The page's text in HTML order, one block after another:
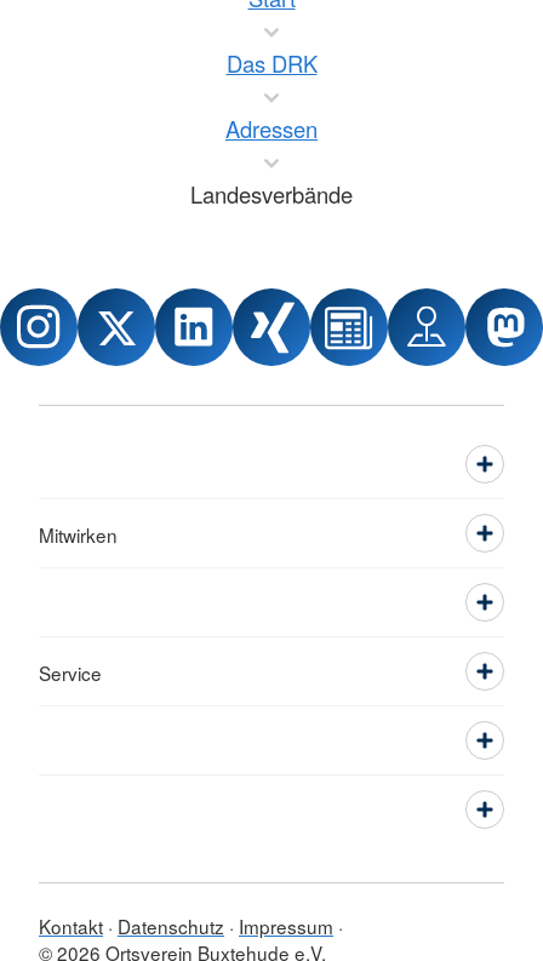
Das DRK
Adressen
Landesverbände
Mitwirken
Service
Kontakt Datenschutz
Impressum
© 2026 Ortsverein Buxtehude e.V.